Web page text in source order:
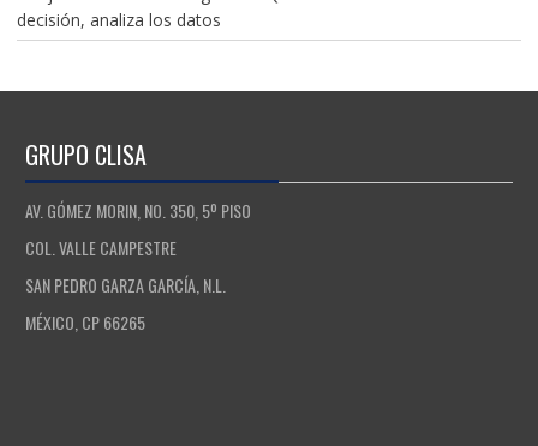
decisión, analiza los datos
GRUPO CLISA
AV. GÓMEZ MORIN, NO. 350, 5º PISO
COL. VALLE CAMPESTRE
SAN PEDRO GARZA GARCÍA, N.L.
MÉXICO, CP 66265